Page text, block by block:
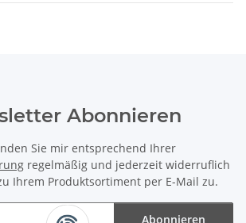
Abonnieren
Sie mir entsprechend Ihrer
regelmäßig und jederzeit widerruflich
Ihrem Produktsortiment per E-Mail zu.
Abonnieren